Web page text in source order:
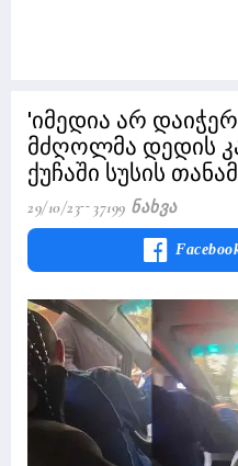
'იმედია არ
მძღოლმა დედის
ქუჩაში სუსის
29/10/23 37199 Ნახვა